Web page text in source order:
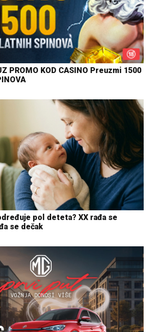
PROMO KOD CASINO Preuzmi 1500
pol deteta? XX rađa se
se dečak